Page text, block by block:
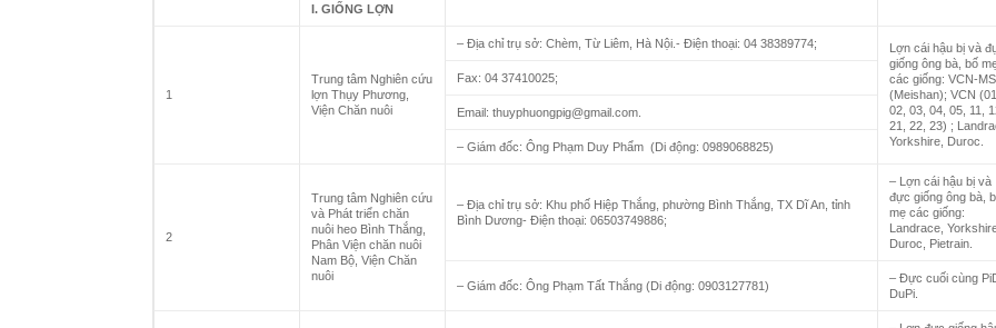
I. GIỐNG LỢN
1
Trung tâm Nghiên cứu
lợn Thụy Phương,
Viện Chăn nuôi
– Địa chỉ trụ sở: Chèm, Từ Liêm, Hà Nội.- Điện thoại: 04 38389774;
Lợn cái hậu bị và
giống ông bà, bố
các giống: VCN-
(Meishan); VCN (01,
02, 03, 04, 05, 11,
21, 22, 23) ;
Yorkshire, Duroc.
Fax: 04 37410025;
Email: thuyphuongpig@gmail.com.
– Giám đốc: Ông Phạm Duy Phẩm (Di động: 0989068825)
2
Trung tâm Nghiên cứu
và Phát triển chăn
nuôi heo Bình Thắng,
Phân Viện chăn nuôi
Nam Bộ, Viện Chăn
nuôi
– Địa chỉ trụ sở: Khu phố Hiệp Thắng, phường Bình Thắng, TX Dĩ An, tỉnh
Bình Dương- Điện thoại: 06503749886;
– Lợn cái hậu bị và
đực giống ông bà,
mẹ các giống:
Landrace,
Duroc, Pietrain.
– Giám đốc: Ông Phạm Tất Thắng (Di động: 0903127781)
– Đực cuối cùng
DuPi.